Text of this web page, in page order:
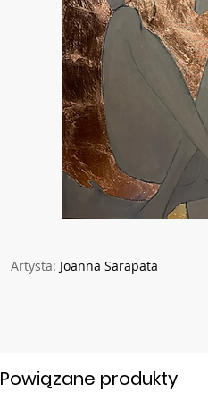
Artysta: Joanna Sarapata
Powiązane produkty